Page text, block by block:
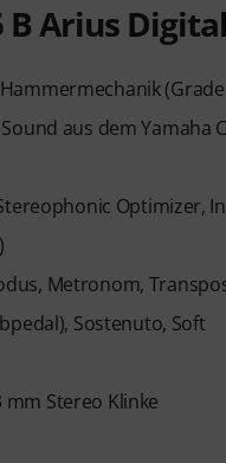
B Arius
aus dem Yamaha
Optimizer,
Metronom,
Sostenuto, Soft
Stereo Klinke